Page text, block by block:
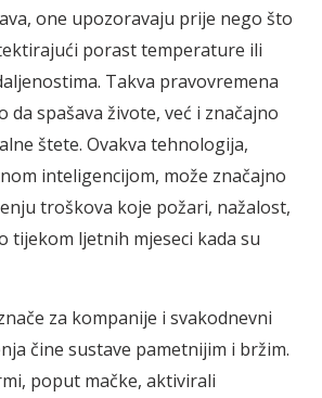
one upozoravaju prije nego što
porast temperature ili
Takva pravovremena
da spašava živote, već i značajno
štete. Ovakva tehnologija,
inteligencijom, može značajno
troškova koje požari, nažalost,
tijekom ljetnih mjeseci kada su
za kompanije i svakodnevni
čine sustave pametnijim i bržim.
poput mačke, aktivirali